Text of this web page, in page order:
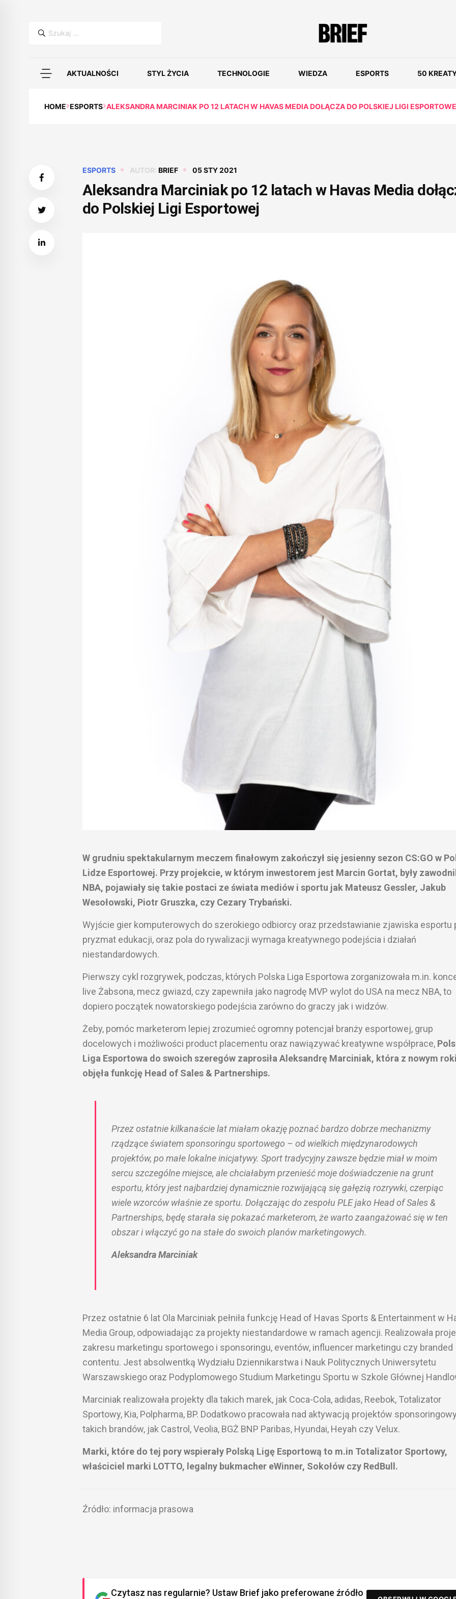
Szukaj:
AKTUALNOŚCI STYL ŻYCIA TECHNOLOGIE WIEDZA ESPORTS 50
HOME ESPORTS ALEKSANDRA MARCINIAK PO 12 LATACH W HAVAS MEDIA DOŁĄCZA DO POLSKIEJ LIGI
ESPORTS AUTOR: BRIEF 05 STY 2021
Aleksandra Marciniak po 12 latach w Havas Media
do Polskiej Ligi Esportowej
W grudniu spektakularnym meczem finałowym zakończył się jesienny sezon CS:GO w
Lidze Esportowej. Przy projekcie, w którym inwestorem jest Marcin Gortat, były
NBA, pojawiały się takie postaci ze świata mediów i sportu jak Mateusz Gessler, Jakub
Wesołowski, Piotr Gruszka, czy Cezary Trybański.
Wyjście gier komputerowych do szerokiego odbiorcy oraz przedstawianie zjawiska esportu
pryzmat edukacji, oraz pola do rywalizacji wymaga kreatywnego podejścia i działań
niestandardowych.
Pierwszy cykl rozgrywek, podczas, których Polska Liga Esportowa zorganizowała m.in.
live Żabsona, mecz gwiazd, czy zapewniła jako nagrodę MVP wylot do USA na mecz NBA, to
dopiero początek nowatorskiego podejścia zarówno do graczy jak i widzów.
Żeby, pomóc marketerom lepiej zrozumieć ogromny potencjał branży esportowej, grup
docelowych i możliwości product placementu oraz nawiązywać kreatywne współprace,
Liga Esportowa do swoich szeregów zaprosiła Aleksandrę Marciniak, która z nowym
objęła funkcję Head of Sales & Partnerships.
Przez ostatnie kilkanaście lat miałam okazję poznać bardzo dobrze mechanizmy
rządzące światem sponsoringu sportowego – od wielkich międzynarodowych
projektów, po małe lokalne inicjatywy. Sport tradycyjny zawsze będzie miał w moim
sercu szczególne miejsce, ale chciałabym przenieść moje doświadczenie na grunt
esportu, który jest najbardziej dynamicznie rozwijającą się gałęzią rozrywki, czerpiąc
wiele wzorców właśnie ze sportu. Dołączając do zespołu PLE jako Head of Sales &
Partnerships, będę starała się pokazać marketerom, że warto zaangażować się w ten
obszar i włączyć go na stałe do swoich planów marketingowych.
Aleksandra Marciniak
Przez ostatnie 6 lat Ola Marciniak pełniła funkcję Head of Havas Sports & Entertainment w
Media Group, odpowiadając za projekty niestandardowe w ramach agencji. Realizowała
zakresu marketingu sportowego i sponsoringu, eventów, influencer marketingu czy branded
contentu. Jest absolwentką Wydziału Dziennikarstwa i Nauk Politycznych Uniwersytetu
Warszawskiego oraz Podyplomowego Studium Marketingu Sportu w Szkole Głównej
Marciniak realizowała projekty dla takich marek, jak Coca-Cola, adidas, Reebok, Totalizator
Sportowy, Kia, Polpharma, BP. Dodatkowo pracowała nad aktywacją projektów
takich brandów, jak Castrol, Veolia, BGŻ BNP Paribas, Hyundai, Heyah czy Velux.
Marki, które do tej pory wspierały Polską Ligę Esportową to m.in Totalizator Sportowy,
właściciel marki LOTTO, legalny bukmacher eWinner, Sokołów czy RedBull.
Źródło: informacja prasowa
Czytasz nas regularnie? Ustaw Brief jako preferowane źródło